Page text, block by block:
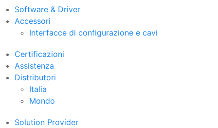
Software & Driver
Accessori
Interfacce di configurazione e cavi
Certificazioni
Assistenza
Distributori
Italia
Mondo
Solution Provider